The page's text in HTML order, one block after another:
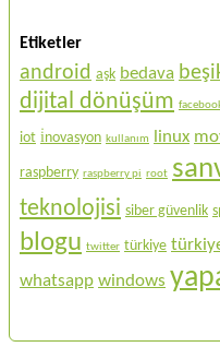
Etiketler
android aşk bedava
dijital dönüşüm
iot i̇novasyon kullanım linux
raspberry raspberry pi root
teknolojisi siber güvenlik
blogu twitter türkiye
whatsapp windows